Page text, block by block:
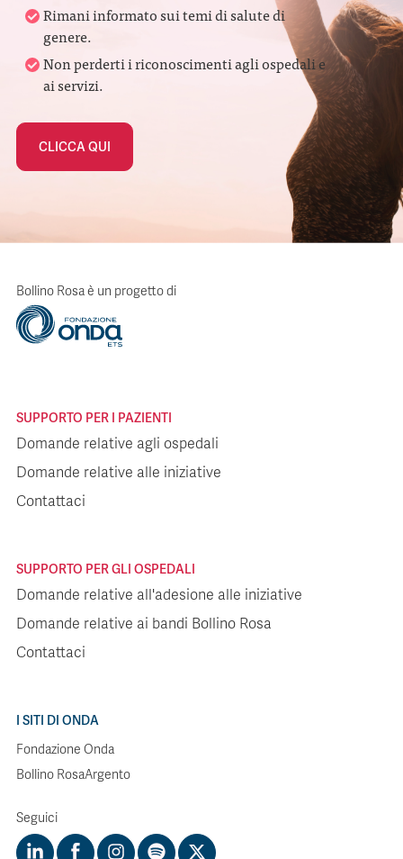
Rimani informato sui temi di salute di
genere.
Non perderti i riconoscimenti agli ospedali e
ai servizi.
CLICCA QUI
Bollino Rosa è un progetto di
SUPPORTO PER I PAZIENTI
Domande relative agli ospedali
Domande relative alle iniziative
Contattaci
SUPPORTO PER GLI OSPEDALI
Domande relative all'adesione alle iniziative
Domande relative ai bandi Bollino Rosa
Contattaci
I SITI DI ONDA
Fondazione Onda
Bollino RosaArgento
Seguici